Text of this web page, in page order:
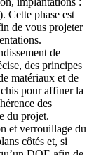
Cette phase est
de vous projeter
de
des principes
matériaux et de
pour affiner la
des
du projet.
et verrouillage du
côtés et, si